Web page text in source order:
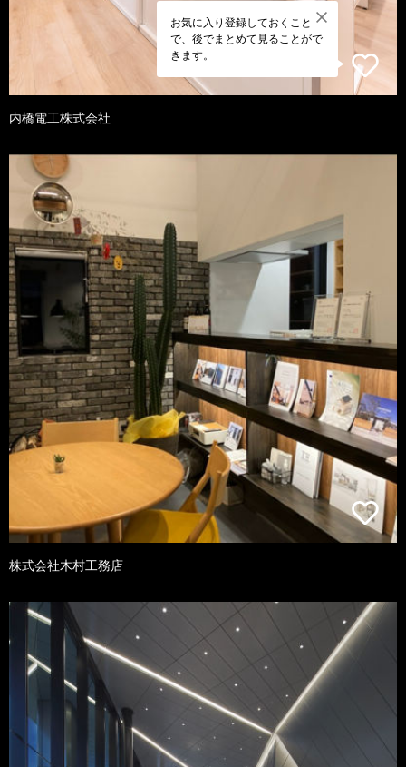
お気に入り登録しておくこと
で、後でまとめて見ることがで
きます。
内橋電工株式会社
株式会社木村工務店